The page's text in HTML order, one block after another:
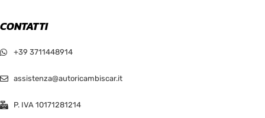
CONTATTI
+39 3711448914
assistenza@autoricambiscar.it
P. IVA 10171281214